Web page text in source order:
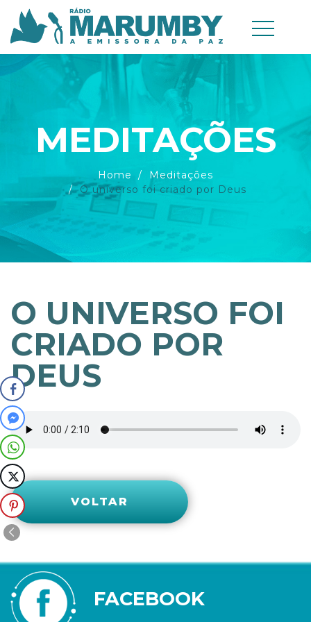
MEDITAÇÕES
Home
Meditações
O universo foi criado por Deus
O UNIVERSO FOI
CRIADO POR
DEUS
VOLTAR
FACEBOOK